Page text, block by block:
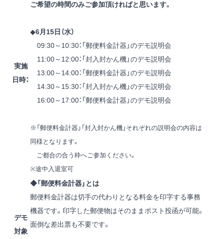
実施
日時：
ご希望の時間のみご参加頂ければと思います。
◆6月15日（水）
09:30～10:30：「郵便料金計器」のデモ説明会
11:00～12:00：「封入封かん機」のデモ説明会
13:00～14:00：「郵便料金計器」のデモ説明会
14:30～15:30：「封入封かん機」のデモ説明会
16:00～17:00：「郵便料金計器」のデモ説明会
※「郵便料金計器」「封入封かん機」それぞれの説明会の内容は
同様となります。
ご都合の合う枠へご参加ください。
※途中入退室可
デモ
対象
◆「郵便料金計器」とは
郵便料金計器は切手の代わりとなる料金を印字する事務
機器です。印字した郵便物はそのままポスト投函が可能。
面倒な差出票も不要です。